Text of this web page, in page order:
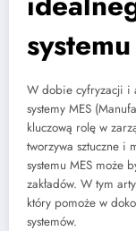
W dobie cyfryzacji i
systemy MES
kluczową rolę w
tworzywa sztuczne i
systemu MES może
zakładów. W tym
który pomoże w
systemów.